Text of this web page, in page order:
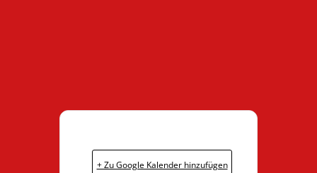
+ Zu Google Kalender hinzufügen